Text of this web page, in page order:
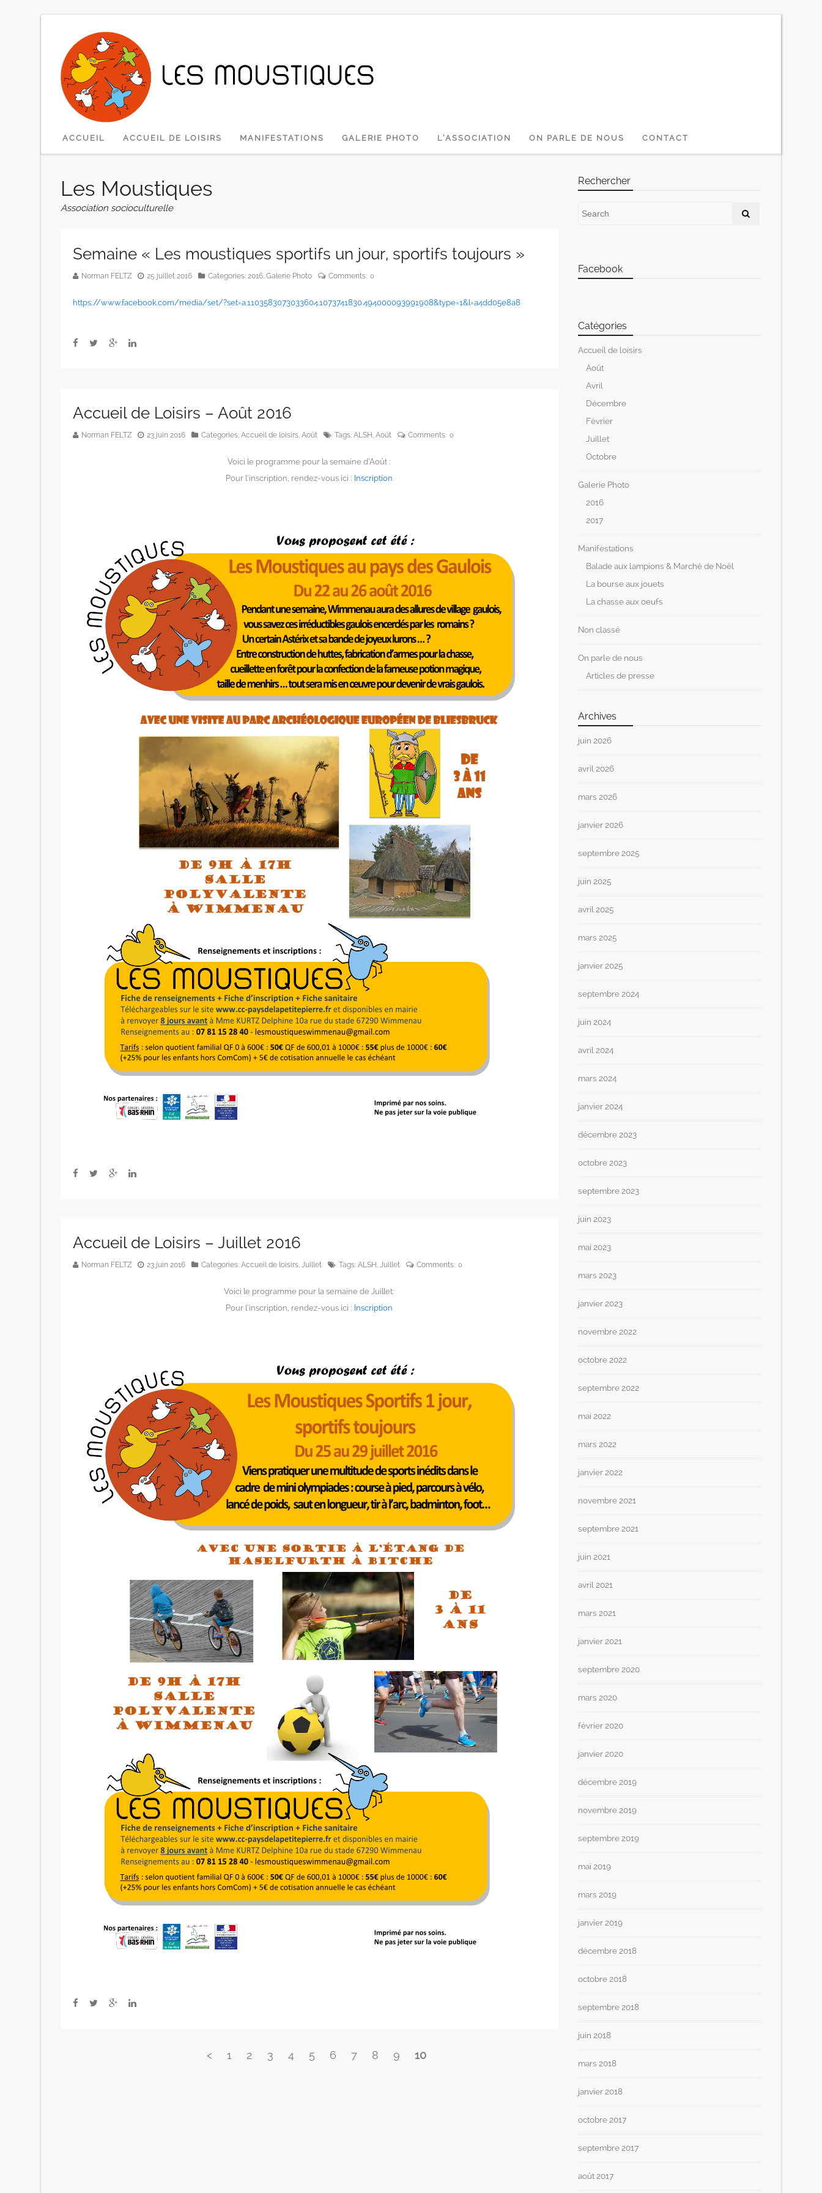
ACCUEIL
ACCUEIL DE LOISIRS MANIFESTATIONS GALERIE PHOTO L’ASSOCIATION ON PARLE DE NOUS CONTACT
Les Moustiques
Association socioculturelle
Semaine « Les moustiques sportifs un jour, sportifs toujours »
Norman FELTZ 25 juillet 2016 Categories:2016,Galerie Photo Comments: 0
https://www.facebook.com/media/set/?set=a.1103583073033604.1073741830.494000093991908&type=1&l=a4dd05e8a8
Accueil de Loisirs – Août 2016
Norman FELTZ 23 juin 2016 Categories:Accueil de loisirs ,Août Tags:ALSH ,Août Comments: 0
Voici le programme pour la semaine d’Août :
Pour l’inscription, rendez-vous ici : Inscription
Accueil de Loisirs – Juillet 2016
Norman FELTZ 23 juin 2016 Categories:Accueil de loisirs,Juillet Tags:ALSH ,Juillet Comments: 0
Voici le programme pour la semaine de Juillet:
Pour l’inscription, rendez-vous ici : Inscription
< 1 2 3 4 5 6 7 8 9 10
Rechercher
Facebook
Catégories
Accueil de loisirs
Août
Avril
Décembre
Février
Juillet
Octobre
Galerie Photo
2016
2017
Manifestations
Balade aux lampions & Marché de Noël
La bourse aux jouets
La chasse aux oeufs
Non classé
On parle de nous
Articles de presse
Archives
juin 2026
avril 2026
mars 2026
janvier 2026
septembre 2025
juin 2025
avril 2025
mars 2025
janvier 2025
septembre 2024
juin 2024
avril 2024
mars 2024
janvier 2024
décembre 2023
octobre 2023
septembre 2023
juin 2023
mai 2023
mars 2023
janvier 2023
novembre 2022
octobre 2022
septembre 2022
mai 2022
mars 2022
janvier 2022
novembre 2021
septembre 2021
juin 2021
avril 2021
mars 2021
janvier 2021
septembre 2020
mars 2020
février 2020
janvier 2020
décembre 2019
novembre 2019
septembre 2019
mai 2019
mars 2019
janvier 2019
décembre 2018
octobre 2018
septembre 2018
juin 2018
mars 2018
janvier 2018
octobre 2017
septembre 2017
août 2017